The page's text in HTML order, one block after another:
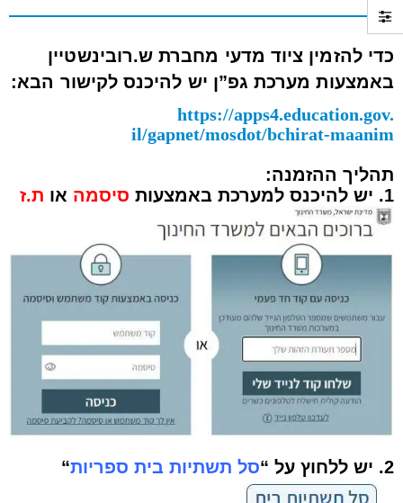
כדי להזמין ציוד מדעי מחברת ש.רובינשטיין
באמצעות מערכת גפ”ן יש להיכנס לקישור הבא:
https://apps4.education.gov.
il/gapnet/mosdot/bchirat-maanim
תהליך ההזמנה:
1. יש להיכנס למערכת באמצעות
סיסמה או ת.ז
2. יש ללחוץ על “ סל תשתיות בית ספריות“